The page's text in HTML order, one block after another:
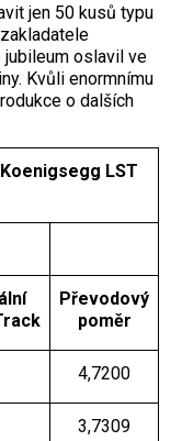
jen 50 kusů typu
jubileum oslavil ve
Kvůli enormnímu
o dalších
LST
Převodový
poměr
4,7200
3,7309